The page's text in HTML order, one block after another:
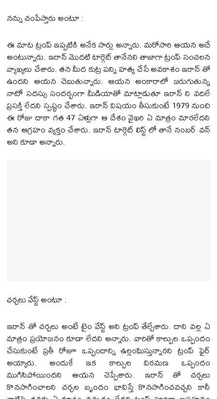
నన్ను చంపేస్తారు అంటూ :
ఈ మాట ట్రంప్ ఇప్పటికి అనేక సార్లు అన్నారు. మరోసారి ఆయన అదే
అంటున్నారు. ఇరాన్‌ మొదటి టార్గెట్‌ తానేనని తాజాగా ట్రంప్‌ సంచలన
వ్యాఖ్యలు చేశారు. తన మీద కుట్ర పన్ని హత్య చేసే అవకాశం ఇరాన్ తో
ఉందని ఆయన చెబుతున్నారు. ఆయన అంకారాలో జరుగుతున్న
నాటో సదస్సు సందర్భంగా మీడియాతో మాట్లాడుతూ ఇరాన్ ని వదిలే
ప్రసక్తి లేదని స్పష్టం చేశారు. ఇరాన్ విషయం తీసుకుంటే 1979 నుంచి
ఈ రోజు దాకా గత 47 ఏళ్లుగా ఆ దేశం వైఖరి ఏ మాత్రం మారలేదని
తన ఆగ్రహం వ్యక్తం చేశారు. ఇరాన్ టార్గెట్ లిస్ట్ లో తానే నంబర్ వన్
అని కూడా అన్నారు.
చర్చలు వేస్ట్ అంటూ :
ఇరాన్ తో చర్చలు అంటే టైం వేస్ట్ అని ట్రంప్ తేల్చేశారు. దాని వల్ల ఏ
మాత్రం ప్రయోజనం కూడా లేదని అన్నారు. వారితో కాల్పుల ఒప్పందం
చేసుకుంటే ప్రతీ రోజూ ఒప్పందాన్ని ఉల్లంఘిస్తున్నారని ట్రంప్ ఫైర్
అయ్యారు. అందుకే ఇక కాల్పుల విరమణ ఒప్పందం
ముగిసిపోయిందని ఆయన చెప్పేశారు. ఇరాన్ తో చర్చలు
కొనసాగించాలని చర్చల బృందం భావిస్తే కొనసాగించవచ్చని కానీ